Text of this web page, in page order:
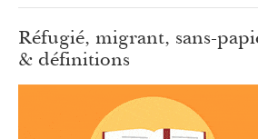
Réfugié, migrant, sans-
& définitions